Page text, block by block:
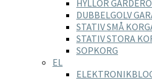
HYLLOR
DUBBELGOLV
STATIV SMÅ
STATIV STORA
SOPKORG
EL